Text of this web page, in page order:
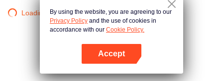
Loading…By using the website, you are agreeing to our
Privacy Policy and the use of cookies in
accordance with our Cookie Policy.
Accept